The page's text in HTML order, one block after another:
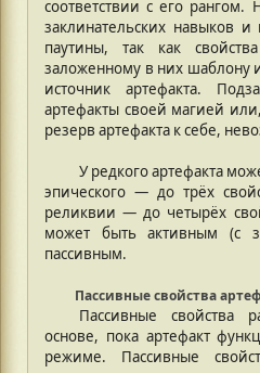
соответствии с его рангом.
заклинательских навыков и
паутины, так как
заложенному в них шаблону
источник артефакта.
артефакты своей магией
резерв артефакта к себе,
У редкого артефакта
эпического — до трёх
реликвии — до четырёх
может быть активным (с
пассивным.
Пассивные свойства
Пассивные свойства
основе, пока артефакт
режиме. Пассивные